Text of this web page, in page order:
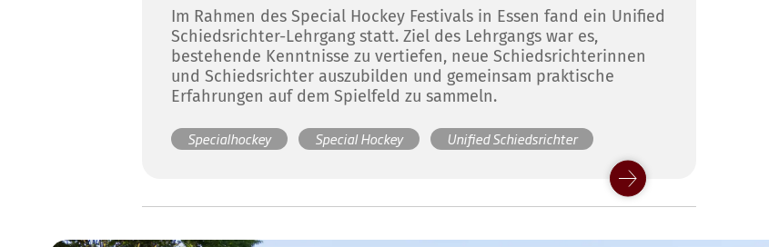
Im Rahmen des Special Hockey Festivals in Essen fand ein Unified
Schiedsrichter-Lehrgang statt. Ziel des Lehrgangs war es,
bestehende Kenntnisse zu vertiefen, neue Schiedsrichterinnen
und Schiedsrichter auszubilden und gemeinsam praktische
Erfahrungen auf dem Spielfeld zu sammeln.
Specialhockey Special Hockey Unified Schiedsrichter